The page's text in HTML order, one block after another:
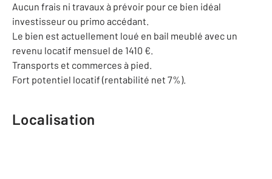
Aucun frais ni travaux à prévoir pour ce bien idéal
investisseur ou primo accédant.
Le bien est actuellement loué en bail meublé avec un
revenu locatif mensuel de 1410 €.
Transports et commerces à pied.
Fort potentiel locatif (rentabilité net 7%).
Localisation